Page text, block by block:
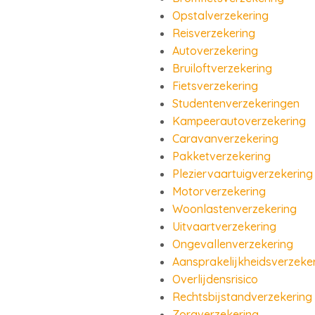
Opstalverzekering
Reisverzekering
Autoverzekering
Bruiloftverzekering
Fietsverzekering
Studentenverzekeringen
Kampeerautoverzekering
Caravanverzekering
Pakketverzekering
Pleziervaartuigverzekering
Motorverzekering
Woonlastenverzekering
Uitvaartverzekering
Ongevallenverzekering
Overlijdensrisico
Rechtsbijstandverzekering